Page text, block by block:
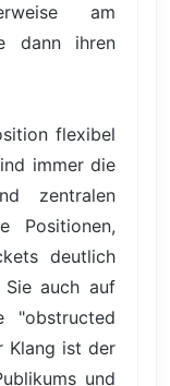
am
dann ihren
flexibel
immer die
zentralen
Positionen,
deutlich
Sie auch auf
"obstructed
ist der
und